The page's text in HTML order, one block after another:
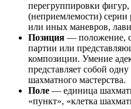
перегруппировки
(неприемлемости) серии
или иных маневров,
Позиция — положение,
партии или
композиции. Умение
представляет собой
шахматного мастерства.
Поле — единица
«пункт», «клетка